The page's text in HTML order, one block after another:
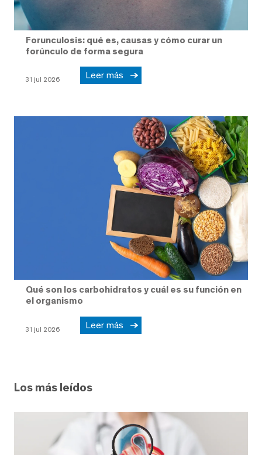
Forunculosis: qué es, causas y cómo curar un
forúnculo de forma segura
31 jul 2026 Leer más
Qué son los carbohidratos y cuál es su función en
el organismo
31 jul 2026 Leer más
Los más leídos